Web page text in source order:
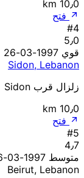
10٫0 km
فتح
#4
5٫0
قوي 1997-03-26 04:22:51 UTC
Sidon, Lebanon
زلزال قرب Sidon
10٫0 km
فتح
#5
4٫7
متوسط 1997-03-26 13:20:21 UTC
Beirut, Lebanon